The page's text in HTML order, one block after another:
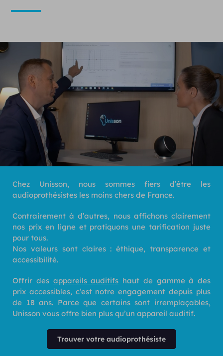
Chez Unisson, nous sommes fiers d’être les
audioprothésistes les moins chers de France.
Contrairement à d’autres, nous affichons clairement
nos prix en ligne et pratiquons une tarification juste
pour tous.
Nos valeurs sont claires : éthique, transparence et
accessibilité.
Offrir des appareils auditifs haut de gamme à des
prix accessibles, c’est notre engagement depuis plus
de 18 ans. Parce que certains sont irremplaçables,
Unisson vous offre bien plus qu’un appareil auditif.
Trouver votre audioprothésiste